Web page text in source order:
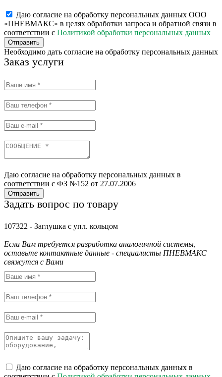
Даю согласие на обработку персональных данных ООО
«ПНЕВМАКС» в целях обработки запроса и обратной связи в
соответствии с Политикой обработки персональных данных
Отправить
Необходимо дать согласие на обработку персональных данных
Заказ услуги
Даю согласие на обработку персональных данных в
соответствии с ФЗ №152 от 27.07.2006
Отправить
Задать вопрос по товару
107322 - Заглушка с упл. кольцом
Если Вам требуется разработка аналогичной системы,
оставьте контактные данные - специалисты ПНЕВМАКС
свяжутся с Вами
Даю согласие на обработку персональных данных в